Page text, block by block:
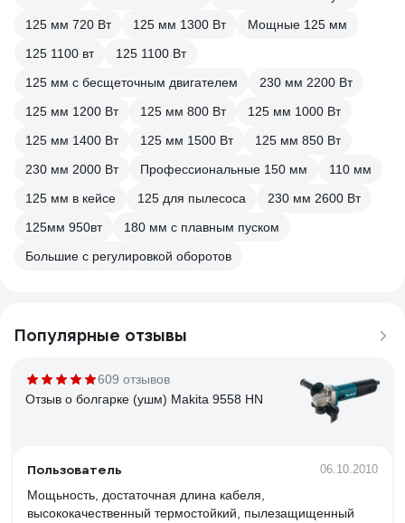
125 мм 720 Вт
125 мм 1300 Вт
Мощные 125 мм
125 1100 вт
125 1100 Вт
125 мм с бесщеточным двигателем
230 мм 2200 Вт
125 мм 1200 Вт
125 мм 800 Вт
125 мм 1000 Вт
125 мм 1400 Вт
125 мм 1500 Вт
125 мм 850 Вт
230 мм 2000 Вт
Профессиональные 150 мм
110 мм
125 мм в кейсе
125 для пылесоса
230 мм 2600 Вт
125мм 950вт
180 мм с плавным пуском
Большие с регулировкой оборотов
Популярные отзывы
609 отзывов
Отзыв о болгарке (ушм) Makita 9558 HN
Пользователь 06.10.2010
Мощьность, достаточная длина кабеля,
высококачественный термостойкий, пылезащищенный